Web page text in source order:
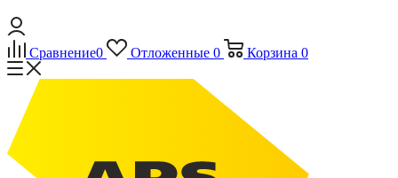
Сравнение0 Отложенные 0 Корзина 0